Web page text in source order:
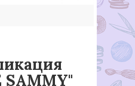
SAMMY"